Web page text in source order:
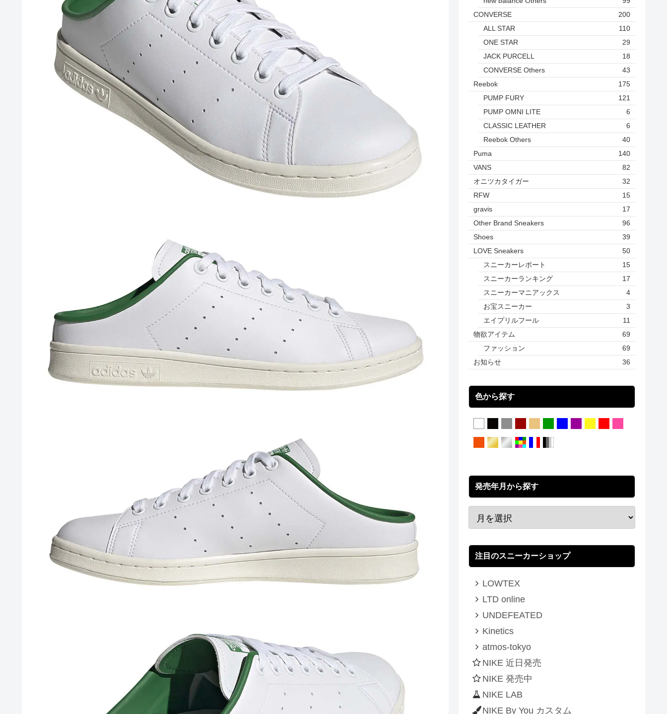
CONVERSE
200
ALL STAR
110
ONE STAR
29
JACK PURCELL
18
CONVERSE Others
43
Reebok
175
PUMP FURY
121
PUMP OMNI LITE
6
CLASSIC LEATHER
6
Reebok Others
40
Puma
140
VANS
82
オニツカタイガー
32
RFW
15
gravis
17
Other Brand Sneakers
96
Shoes
39
LOVE Sneakers
50
スニーカーレポート
15
スニーカーランキング
17
スニーカーマニアックス
4
お宝スニーカー
3
エイプリルフール
11
物欲アイテム
69
ファッション
69
お知らせ
36
色から探す
発売年月から探す
注目のスニーカーショップ
LOWTEX
LTD online
UNDEFEATED
Kinetics
atmos-tokyo
NIKE 近日発売
NIKE 発売中
NIKE LAB
NIKE By You カスタム